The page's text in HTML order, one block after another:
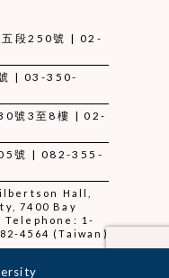
五段250號 | 02-
號 | 03-350-
號3至8樓 | 02-
號 | 082-355-
Hall,
7400 Bay
Telephone: 1-
4564 (Taiwan)